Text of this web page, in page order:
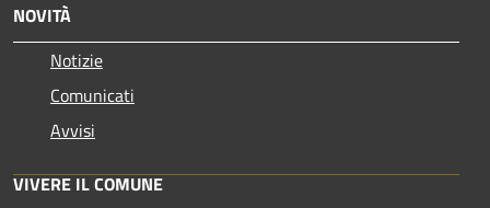
NOVITÀ
Notizie
Comunicati
Avvisi
VIVERE IL COMUNE